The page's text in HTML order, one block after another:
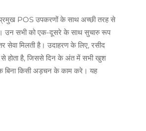
प्रमुख POS उपकरणों के साथ अच्छी तरह से
उन सभी को एक-दूसरे के साथ सुचारु रूप
सेवा मिलती है। उदाहरण के लिए, रसीद
होता है, जिससे दिन के अंत में सभी खुश
बिना किसी अड़चन के काम करे। यह